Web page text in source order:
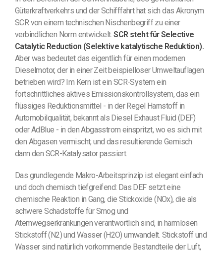
Güterkraftverkehrs und der Schifffahrt hat sich das Akronym
SCR von einem technischen Nischenbegriff zu einer
verbindlichen Norm entwickelt.SCR steht für Selective
Catalytic Reduction (Selektive katalytische Reduktion).
Aber was bedeutet das eigentlich für einen modernen
Dieselmotor, der in einer Zeit beispielloser Umweltauflagen
betrieben wird? Im Kern ist ein SCR-System ein
fortschrittliches aktives Emissionskontrollsystem, das ein
flüssiges Reduktionsmittel - in der Regel Harnstoff in
Automobilqualität, bekannt als Diesel Exhaust Fluid (DEF)
oder AdBlue - in den Abgasstrom einspritzt, wo es sich mit
den Abgasen vermischt, und das resultierende Gemisch
dann den SCR-Katalysator passiert.
Das grundlegende Makro-Arbeitsprinzip ist elegant einfach
und doch chemisch tiefgreifend: Das DEF setzt eine
chemische Reaktion in Gang, die Stickoxide (NOx), die als
schwere Schadstoffe für Smog und
Atemwegserkrankungen verantwortlich sind, in harmlosen
Stickstoff (N2) und Wasser (H2O) umwandelt. Stickstoff und
Wasser sind natürlich vorkommende Bestandteile der Luft,